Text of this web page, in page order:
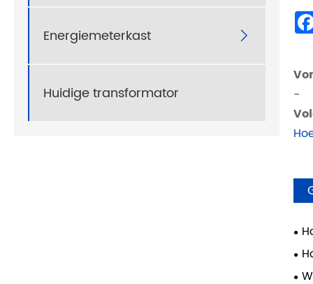
Energiemeterkast 
Huidige transformator
-